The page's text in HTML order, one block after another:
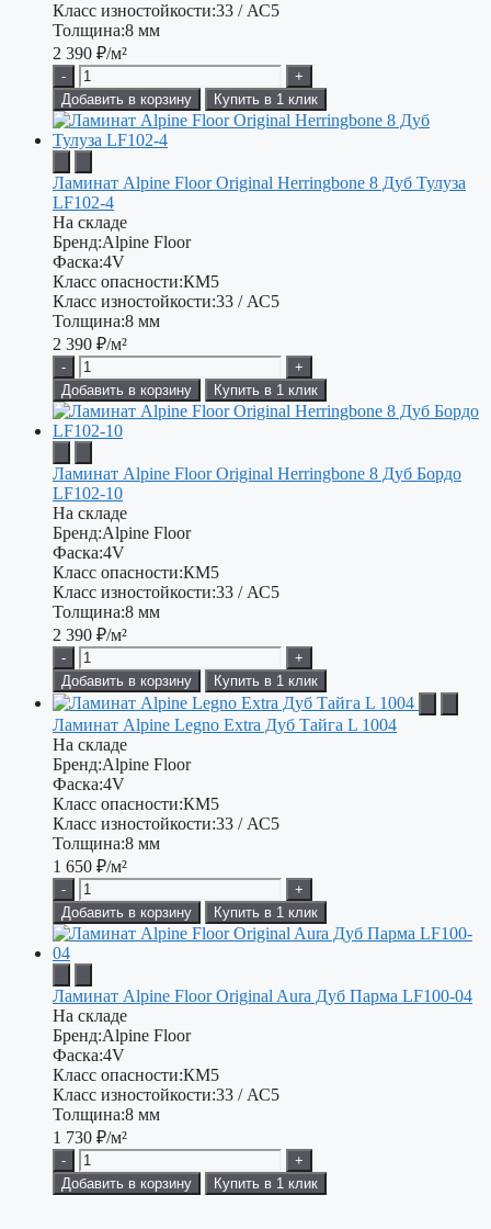
Класс изностойкости:33 / АС5
Толщина:8 мм
2 390 ₽/м²
-
+
Добавить в корзину
Купить в 1 клик
Ламинат Alpine Floor Original Herringbone 8 Дуб Тулуза
LF102-4
На складе
Бренд:Alpine Floor
Фаска:4V
Класс опасности:КМ5
Класс изностойкости:33 / АС5
Толщина:8 мм
2 390 ₽/м²
-
+
Добавить в корзину
Купить в 1 клик
Ламинат Alpine Floor Original Herringbone 8 Дуб Бордо
LF102-10
На складе
Бренд:Alpine Floor
Фаска:4V
Класс опасности:КМ5
Класс изностойкости:33 / АС5
Толщина:8 мм
2 390 ₽/м²
-
+
Добавить в корзину
Купить в 1 клик
Ламинат Alpine Legno Extra Дуб Тайга L 1004
На складе
Бренд:Alpine Floor
Фаска:4V
Класс опасности:КМ5
Класс изностойкости:33 / АС5
Толщина:8 мм
1 650 ₽/м²
-
+
Добавить в корзину
Купить в 1 клик
Ламинат Alpine Floor Original Aura Дуб Парма LF100-04
На складе
Бренд:Alpine Floor
Фаска:4V
Класс опасности:КМ5
Класс изностойкости:33 / АС5
Толщина:8 мм
1 730 ₽/м²
-
+
Добавить в корзину
Купить в 1 клик